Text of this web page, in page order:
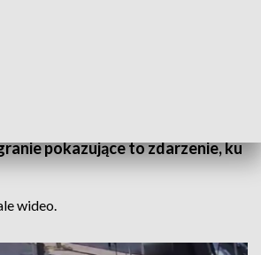
pokazujące to zdarzenie, ku
wideo.